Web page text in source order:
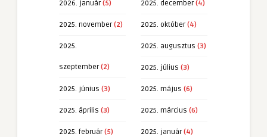
2026. január(5) 2025. december(4)
2025. november(2) 2025. október(4)
2025.
szeptember(2)
2025. augusztus (3)
2025. július (3)
2025. június (3) 2025. május (6)
2025. április (3) 2025. március (6)
2025. február(5) 2025. január(4)